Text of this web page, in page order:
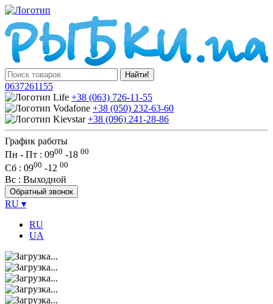
Найти!
0637261155
+38 (063) 726-11-55
+38 (050) 232-63-60
+38 (096) 241-28-86
График работы
Пн - Пт : 0900 -18 00
Сб : 0900 -12 00
Вс : Выходной
Обратный звонок
RU ▾
RU
UA